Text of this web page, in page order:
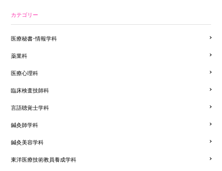
カテゴリー
医療秘書・情報学科
薬業科
医療心理科
臨床検査技師科
言語聴覚士学科
鍼灸師学科
鍼灸美容学科
東洋医療技術教員養成学科